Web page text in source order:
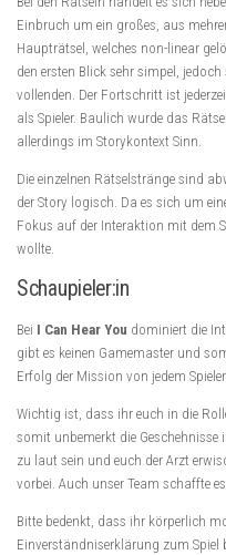
Einbruch um ein großes, aus
Haupträtsel, welches non-linear
den ersten Blick sehr simpel,
vollenden. Der Fortschritt ist
als Spieler. Baulich wurde das
allerdings im Storykontext Sinn.
Die einzelnen Rätselstränge sind
der Story logisch. Da es sich um
Fokus auf der Interaktion mit dem
wollte.
Schaupieler:in
Bei I Can Hear You dominiert die
gibt es keinen Gamemaster und
Erfolg der Mission von jedem
Wichtig ist, dass ihr euch in die
somit unbemerkt die
zu laut sein und euch der Arzt
vorbei. Auch unser Team schaffte
Bitte bedenkt, dass ihr körperlich
Einverständniserklärung zum